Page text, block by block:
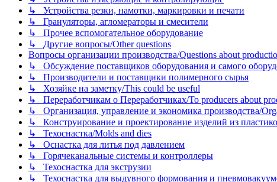
↳ Устройства резки, намотки, маркировки и печати
↳ Грануляторы, агломераторы и смесители
↳ Прочее вспомогательное оборудование
↳ Другие вопросы/Other questions
Вопросы организации производства/Questions about
↳ Обсуждение поставщиков оборудования и самого
↳ Производители и поставщики полимерного сырья
↳ Хозяйке на заметку/This could be useful
↳ Переработчикам о Переработчиках/To producers about
↳ Организация, управление и экономика производства/
↳ Конструирование и проектирование изделий из
↳ Техоснастка/Molds and dies
↳ Оснастка для литья под давлением
↳ Горячеканальные системы и контроллеры
↳ Техоснастка для экструзии
↳ Техоснастка для выдувного формования и